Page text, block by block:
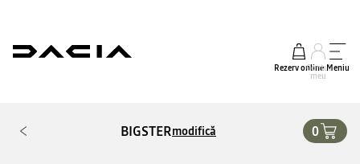
Rezerv online
Contul
meu
Meniu
BIGSTERmodifică 0